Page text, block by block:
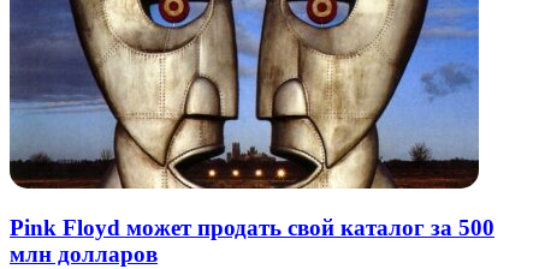
Pink Floyd может продать свой каталог за 500
млн долларов